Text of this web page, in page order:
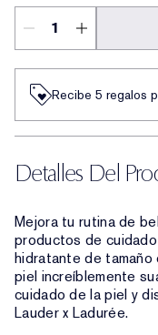
Recibe 5 regalos
Detalles Del
Mejora tu rutina de
productos de
hidratante de
piel increíblemente
cuidado de la piel y
Lauder x Ladurée.